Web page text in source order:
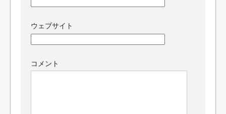
ウェブサイト
コメント